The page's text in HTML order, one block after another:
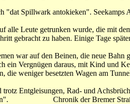
"dat Spillwark antokieken". Seekamps
alle Leute getrunken wurde, die mit
gebracht zu haben. Einige Tage
war auf den Beinen, die neue Bahn
ein Vergnügen daraus, mit Kind und
die weniger besetzten Wagen am
Entgleisungen, Rad- und
hingeben". Chronik der Bremer